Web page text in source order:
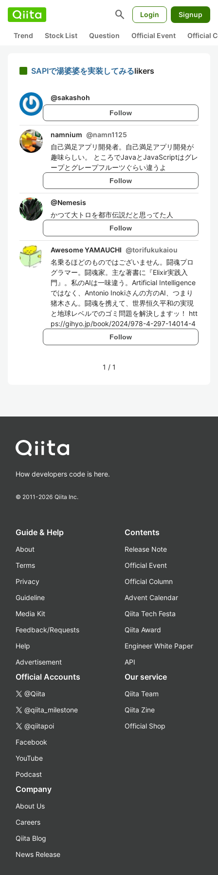
search Login Signup
Trend Stock List Question Official Event Official
SAPIで湯婆婆を実装してみるlikers
@sakashoh
Follow
namnium @namn1125
自己満足アプリ開発者。自己満足アプリ開発が
趣味らしい。 ところでJavaとJavaScriptはグレ
ープとグレープフルーツぐらい違うよ
Follow
@Nemesis
かつて大トロを都市伝説だと思ってた人
Follow
Awesome YAMAUCHI @torifukukaiou
名乗るほどのものではございません。闘魂プロ
グラマー。闘魂家。主な著書に『Elixir実践入
門』。私のAIは一味違う。Artificial Intelligence
ではなく、Antonio Inokiさんの方のAI、つまり
猪木さん。闘魂を携えて、世界恒久平和の実現
と地球レベルでのゴミ問題を解決しますッ！ htt
ps://gihyo.jp/book/2024/978-4-297-14014-4
Follow
1 / 1
How developers code is here.
© 2011-2026 Qiita Inc.
Guide & Help
About
Terms
Privacy
Guideline
Media Kit
Feedback/Requests
Help
Advertisement
Contents
Release Note
Official Event
Official Column
Advent Calendar
Qiita Tech Festa
Qiita Award
Engineer White Paper
API
Official Accounts
@Qiita
@qiita_milestone
@qiitapoi
Facebook
YouTube
Podcast
Our service
Qiita Team
Qiita Zine
Official Shop
Company
About Us
Careers
Qiita Blog
News Release